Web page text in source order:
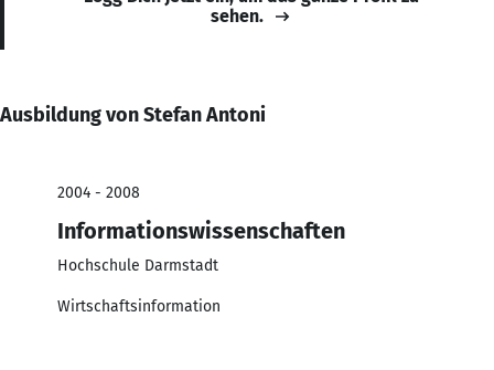
sehen.
Ausbildung von Stefan Antoni
2004 - 2008
Informationswissenschaften
Hochschule Darmstadt
Wirtschaftsinformation